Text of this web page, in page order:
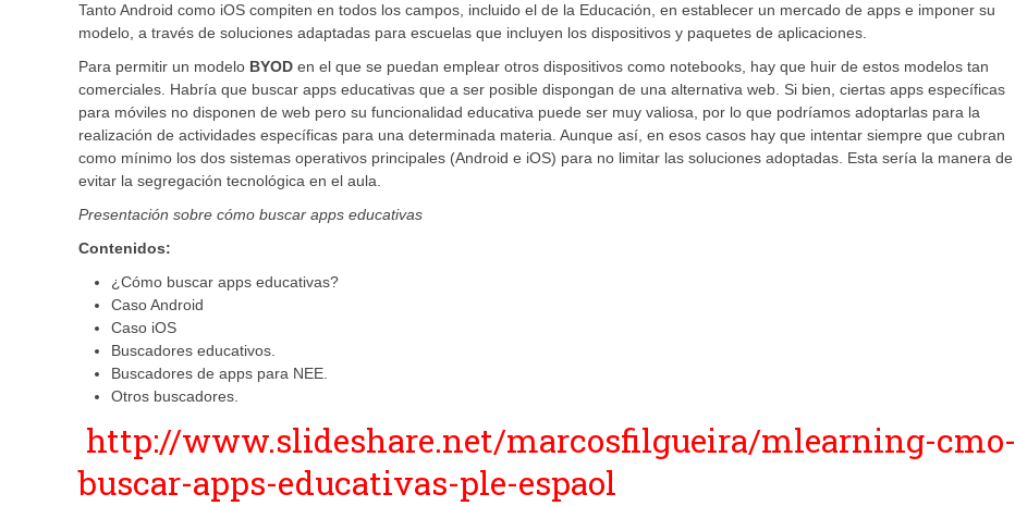
Tanto Android como iOS compiten en todos los campos, incluido el de la Educación, en establecer un mercado de apps e imponer su
modelo, a través de soluciones adaptadas para escuelas que incluyen los dispositivos y paquetes de aplicaciones.
Para permitir un modelo BYOD en el que se puedan emplear otros dispositivos como notebooks, hay que huir de estos modelos tan
comerciales. Habría que buscar apps educativas que a ser posible dispongan de una alternativa web. Si bien, ciertas apps específicas
para móviles no disponen de web pero su funcionalidad educativa puede ser muy valiosa, por lo que podríamos adoptarlas para la
realización de actividades específicas para una determinada materia. Aunque así, en esos casos hay que intentar siempre que cubran
como mínimo los dos sistemas operativos principales (Android e iOS) para no limitar las soluciones adoptadas. Esta sería la manera de
evitar la segregación tecnológica en el aula.
Presentación sobre cómo buscar apps educativas
Contenidos:
¿Cómo buscar apps educativas?
Caso Android
Caso iOS
Buscadores educativos.
Buscadores de apps para NEE.
Otros buscadores.
http://www.slideshare.net/marcosfilgueira/mlearning-cmo-
buscar-apps-educativas-ple-espaol